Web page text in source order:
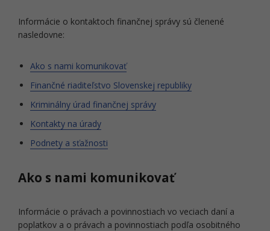
Informácie o kontaktoch finančnej správy sú členené
nasledovne:
Ako s nami komunikovať
Finančné riaditeľstvo Slovenskej republiky
Kriminálny úrad finančnej správy
Kontakty na úrady
Podnety a sťažnosti
Ako s nami komunikovať
Informácie o právach a povinnostiach vo veciach daní a
poplatkov a o právach a povinnostiach podľa osobitného